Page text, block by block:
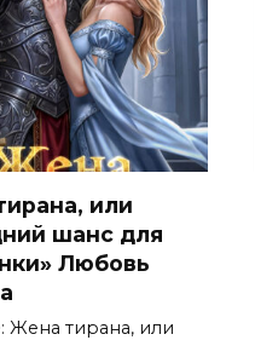
или
шанс для
Любовь
Жена тирана, или